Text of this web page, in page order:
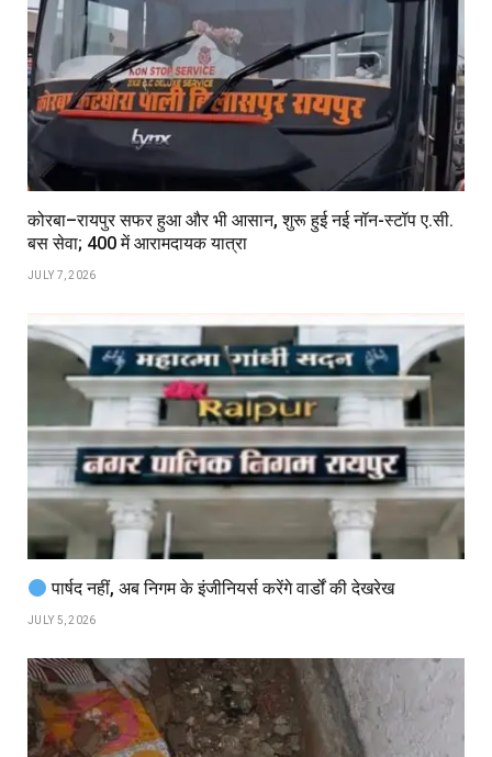
कोरबा–रायपुर सफर हुआ और भी आसान, शुरू हुई नई नॉन-स्टॉप ए.सी.
बस सेवा; ₹400 में आरामदायक यात्रा
JULY 7, 2026
पार्षद नहीं, अब निगम के इंजीनियर्स करेंगे वार्डों की देखरेख
JULY 5, 2026